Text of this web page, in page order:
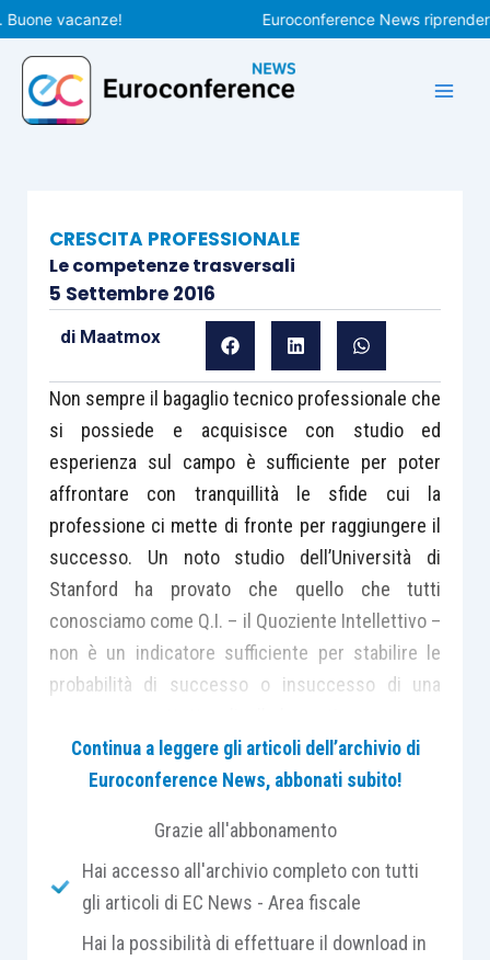
Vai
al
contenuto
vacanze! Euroconference News riprenderà
CRESCITA PROFESSIONALE
Le competenze trasversali
5 Settembre 2016
di Maatmox
Non sempre il bagaglio tecnico professionale che
si possiede e acquisisce con studio ed
esperienza sul campo è sufficiente per poter
affrontare con tranquillità le sfide cui la
professione ci mette di fronte per raggiungere il
successo. Un noto studio dell’Università di
Stanford ha provato che quello che tutti
conosciamo come Q.I. – il Quoziente Intellettivo –
non è un indicatore sufficiente per stabilire le
probabilità di successo o insuccesso di una
Quante volte, in fase di selezione di possibili
dato la sensazione che tutto quel bagaglio
conoscitivo, nel momento in cui doveva essere
calato nella praticità lavorativa quotidiana, veniva
Continua a leggere gli articoli dell’archivio di
Euroconference News, abbonati subito!
Grazie all'abbonamento
Hai accesso all'archivio completo con tutti
gli articoli di EC News - Area fiscale
Hai la possibilità di effettuare il download in